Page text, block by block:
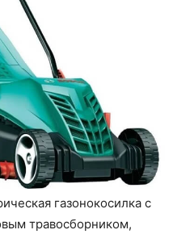
газонокосилка с
травосборником,